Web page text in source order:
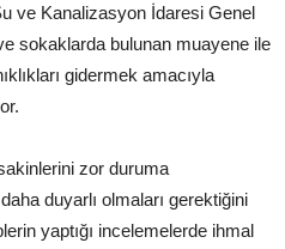
ve Kanalizasyon İdaresi Genel
sokaklarda bulunan muayene ile
gidermek amacıyla
zor duruma
duyarlı olmaları gerektiğini
yaptığı incelemelerde ihmal